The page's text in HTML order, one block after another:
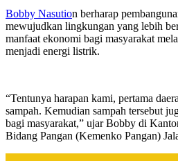
Bobby Nasution berharap
mewujudkan lingkungan yang lebih
manfaat ekonomi bagi masyarakat
menjadi energi listrik.
“Tentunya harapan kami, pertama
sampah. Kemudian sampah tersebut
bagi masyarakat,” ujar Bobby di
Bidang Pangan (Kemenko Pangan)